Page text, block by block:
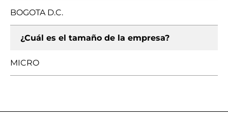
BOGOTA D.C.
¿Cuál es el tamaño de la empresa?
MICRO